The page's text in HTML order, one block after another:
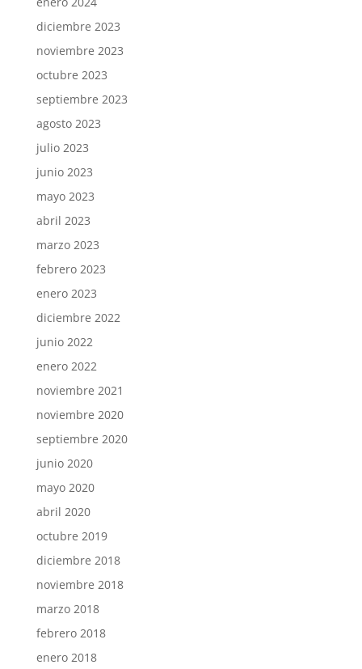
diciembre 2023
noviembre 2023
octubre 2023
septiembre 2023
agosto 2023
julio 2023
junio 2023
mayo 2023
abril 2023
marzo 2023
febrero 2023
enero 2023
diciembre 2022
junio 2022
enero 2022
noviembre 2021
noviembre 2020
septiembre 2020
junio 2020
mayo 2020
abril 2020
octubre 2019
diciembre 2018
noviembre 2018
marzo 2018
febrero 2018
enero 2018